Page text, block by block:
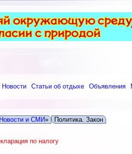
Новости Статьи об отдыхе Объявления
Новости и СМИ» Политика. Закон
по налогу